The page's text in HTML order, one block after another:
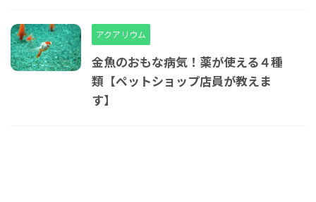
アクアリウム
金魚のおもな病気！薬が使える４種
類【ペットショップ店員が教えま
す】